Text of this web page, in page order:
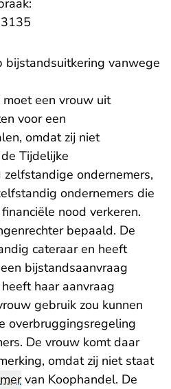
bijstandsuitkering vanwege
een vrouw uit
voor een
omdat zij niet
Tijdelijke
ondernemers,
ondernemers die
nood verkeren.
bepaald. De
cateraar en heeft
bijstandsaanvraag
haar aanvraag
gebruik zou kunnen
overbruggingsregeling
De vrouw komt daar
omdat zij niet staat
van Koophandel. De